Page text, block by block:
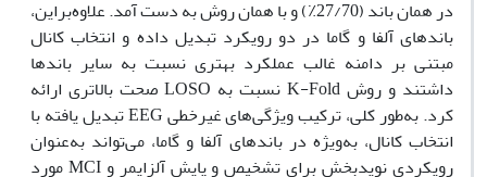
در همان باند (27/70٪) و با همان روش به دست آمد. علاوه‌براین،
باندهای آلفا و گاما در دو رویکرد تبدیل داده و انتخاب کانال
مبتنی بر دامنه غالب عملکرد بهتری نسبت به سایر باندها
داشتند و روش K-Fold نسبت به LOSO صحت بالاتری ارائه
کرد. به‌طور کلی، ترکیب ویژگی‌های غیرخطی EEG تبدیل یافته با
انتخاب کانال، به‌ویژه در باندهای آلفا و گاما، می‌تواند به‌عنوان
رویکردی نویدبخش برای تشخیص و پایش آلزایمر و MCI مورد